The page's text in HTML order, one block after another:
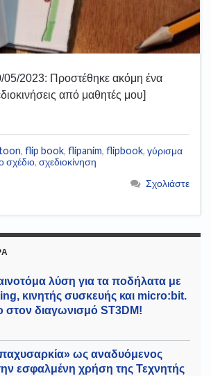
05/2023: Προστέθηκε ακόμη ένα
από μαθητές μου]
, flip book, flipanim, flipbook, γύρισμα
σχέδιο, σχεδιοκίνηση
Σχολιάστε
λύση για τα ποδήλατα με
κινητής συσκευής και micro:bit.
στον διαγωνισμό ST3DM!
παχυσαρκία» ως αναδυόμενος
εσφαλμένη χρήση της Τεχνητής